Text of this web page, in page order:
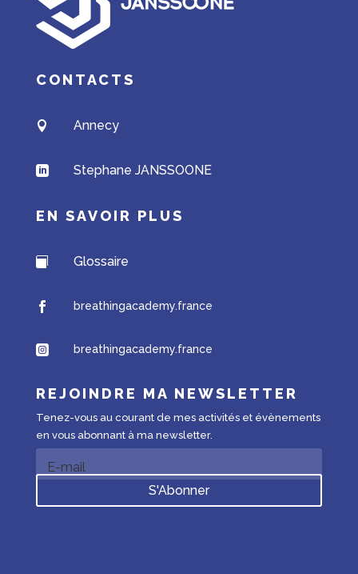
CONTACTS
 Annecy
 Stephane JANSSOONE
EN SAVOIR PLUS
 Glossaire
 breathingacademy.france
 breathingacademy.france
REJOINDRE MA NEWSLETTER
Tenez-vous au courant de mes activités et évènements
en vous abonnant à ma newsletter.
S'Abonner